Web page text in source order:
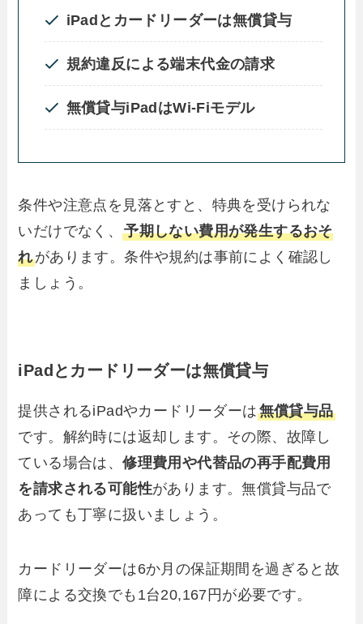
iPadとカードリーダーは無償貸与
規約違反による端末代金の請求
無償貸与iPadはWi-Fiモデル
条件や注意点を見落とすと、特典を受けられな
いだけでなく、予期しない費用が発生するおそ
れがあります。条件や規約は事前によく確認し
ましょう。
iPadとカードリーダーは無償貸与
提供されるiPadやカードリーダーは無償貸与品
です。解約時には返却します。その際、故障し
ている場合は、修理費用や代替品の再手配費用
を請求される可能性があります。無償貸与品で
あっても丁寧に扱いましょう。
カードリーダーは6か月の保証期間を過ぎると故
障による交換でも1台20,167円が必要です。